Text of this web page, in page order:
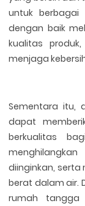
untuk berbagai
dengan baik
kualitas
menjaga
Sementara itu,
dapat
berkualitas
diinginkan,
berat dalam air.
rumah tangga